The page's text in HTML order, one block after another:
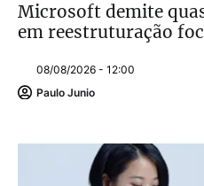
Microsoft demite
em reestruturação
08/08/2026 - 12:00
Paulo Junio